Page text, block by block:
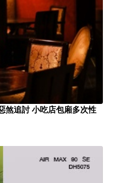
煞追討 小吃店包廂多次性